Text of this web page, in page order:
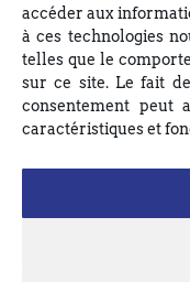
accéder aux
à ces technologies
telles que le
sur ce site. Le fait
consentement peut
caractéristiques et